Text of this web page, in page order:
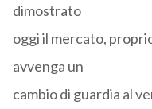
dimostrato
oggi il mercato,
avvenga un
cambio di guardia al